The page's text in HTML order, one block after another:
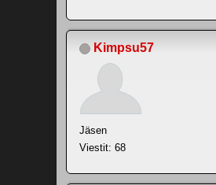
Kimpsu57
Jäsen
Viestit: 68